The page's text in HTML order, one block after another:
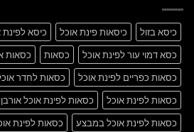
כיסא בזול כיסאות פינת אוכל
כיסא לפינת
כסא דמוי עור לפינת אוכל
כסאות
כסאות
כסאות כפריים לפינת אוכל
כסאות לחדר
כסאות לפינת אוכל
כסאות לפינת אוכל אורבן
כסאות לפינת אוכל במבצע
כסאות לפינת